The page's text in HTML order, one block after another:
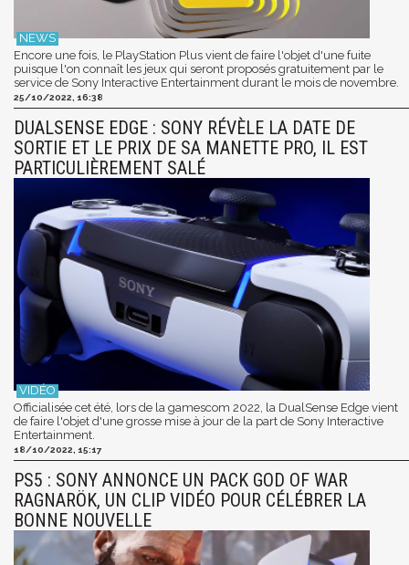
Encore une fois, le PlayStation Plus vient de faire l'objet d'une fuite
puisque l'on connaît les jeux qui seront proposés gratuitement par le
service de Sony Interactive Entertainment durant le mois de novembre.
25/10/2022, 16:38
DUALSENSE EDGE : SONY RÉVÈLE LA DATE DE
SORTIE ET LE PRIX DE SA MANETTE PRO, IL EST
PARTICULIÈREMENT SALÉ
Officialisée cet été, lors de la gamescom 2022, la DualSense Edge vient
de faire l'objet d'une grosse mise à jour de la part de Sony Interactive
Entertainment.
18/10/2022, 15:17
PS5 : SONY ANNONCE UN PACK GOD OF WAR
RAGNARÖK, UN CLIP VIDÉO POUR CÉLÉBRER LA
BONNE NOUVELLE